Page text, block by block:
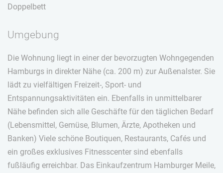
Doppelbett
Umgebung
Die Wohnung liegt in einer der bevorzugten Wohngegenden
Hamburgs in direkter Nähe (ca. 200 m) zur Außenalster. Sie
lädt zu vielfältigen Freizeit-, Sport- und
Entspannungsaktivitäten ein. Ebenfalls in unmittelbarer
Nähe befinden sich alle Geschäfte für den täglichen Bedarf
(Lebensmittel, Gemüse, Blumen, Ärzte, Apotheken und
Banken) Viele schöne Boutiquen, Restaurants, Cafés und
ein großes exklusives Fitnesscenter sind ebenfalls
fußläufig erreichbar. Das Einkaufzentrum Hamburger Meile,